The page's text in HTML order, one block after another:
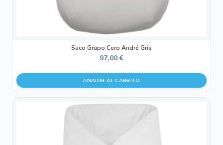
Saco Grupo Cero André Gris
97,00 €
AÑADIR AL CARRITO